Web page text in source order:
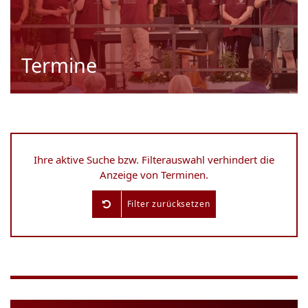
Termine
Ihre aktive Suche bzw. Filterauswahl verhindert die
Anzeige von Terminen.
Filter zurücksetzen